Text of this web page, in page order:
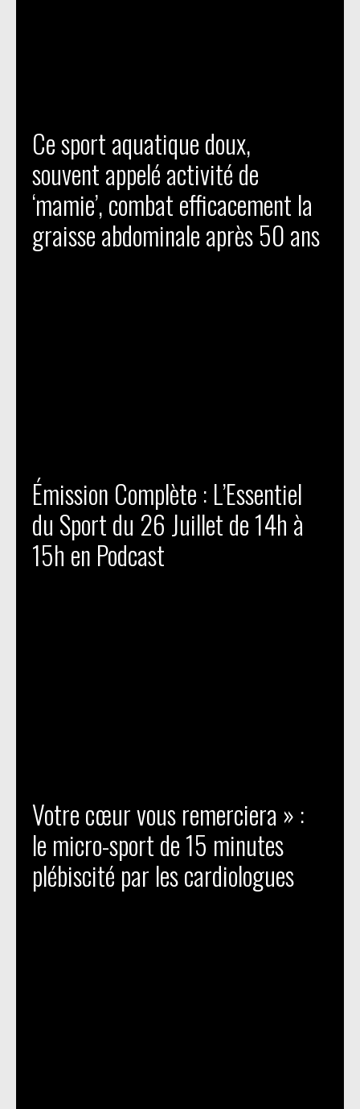
Ce sport aquatique doux,
souvent appelé activité de
‘mamie’, combat efficacement la
graisse abdominale après 50 ans
Émission Complète : L’Essentiel
du Sport du 26 Juillet de 14h à
15h en Podcast
Votre cœur vous remerciera » :
le micro-sport de 15 minutes
plébiscité par les cardiologues